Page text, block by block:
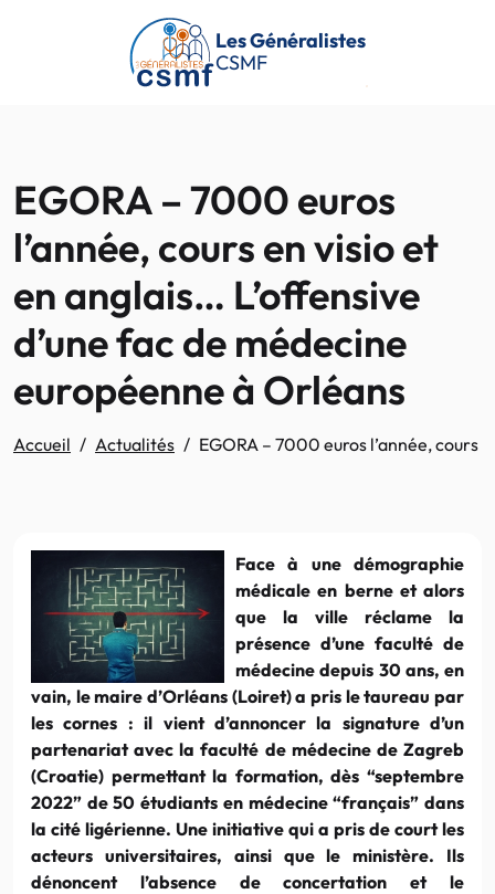
Passer au contenu principal
Les Généralistes
CSMF
EGORA – 7000 euros
l’année, cours en visio et
en anglais… L’offensive
d’une fac de médecine
européenne à Orléans
Accueil Actualités EGORA – 7000 euros l’année, cours
Face à une démographie
médicale en berne et alors
que la ville réclame la
présence d’une faculté de
médecine depuis 30 ans, en
vain, le maire d’Orléans (Loiret) a pris le taureau par
les cornes : il vient d’annoncer la signature d’un
partenariat avec la faculté de médecine de Zagreb
(Croatie) permettant la formation, dès “septembre
2022” de 50 étudiants en médecine “français” dans
la cité ligérienne. Une initiative qui a pris de court les
acteurs universitaires, ainsi que le ministère. Ils
dénoncent l’absence de concertation et le